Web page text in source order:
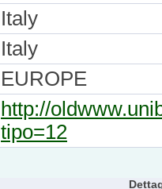
Italy
Italy
EUROPE
http://
tipo=12